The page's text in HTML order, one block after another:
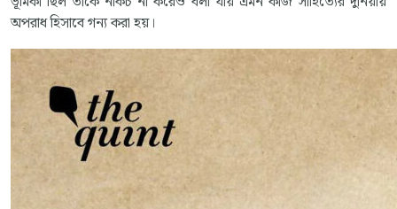
অপরাধ হিসাবে গন্য করা হয়।